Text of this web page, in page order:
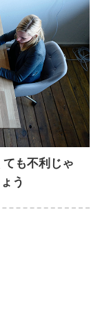
も不利じゃ
う